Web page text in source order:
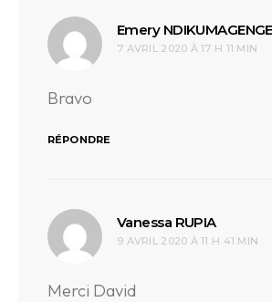
Emery NDIKUMAGENGE
7 AVRIL 2020 À 17 H 11 MIN
Bravo
RÉPONDRE
Vanessa RUPIAdit :
9 AVRIL 2020 À 11 H 41 MIN
Merci David